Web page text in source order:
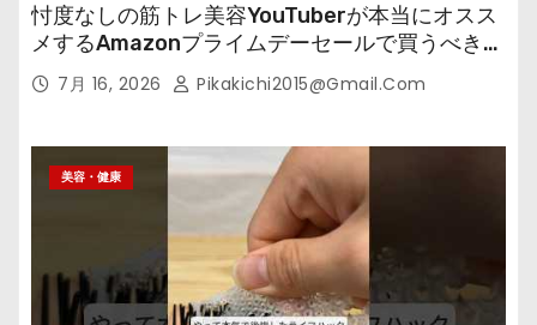
忖度なしの筋トレ美容YouTuberが本当にオスス
メするAmazonプライムデーセールで買うべきも
の 7月 16, 2026 Pikakichi2015@gmail.com
美容・健康